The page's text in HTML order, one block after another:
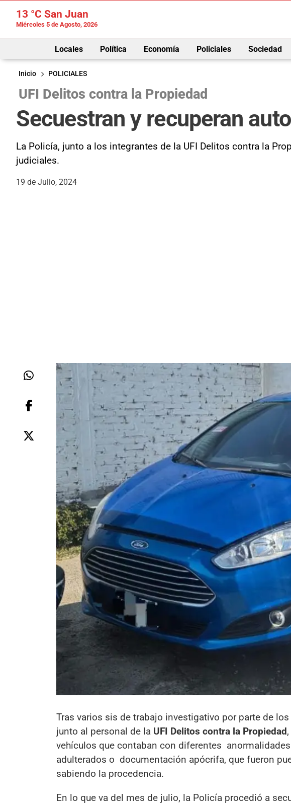
13 °C San Juan
Miércoles 5 de Agosto, 2026
Locales Política Economía Policiales Sociedad
Inicio
POLICIALES
UFI Delitos contra la Propiedad
Secuestran y recuperan
La Policía, junto a los integrantes de la UFI Delitos contra la
judiciales.
19 de Julio, 2024
Tras varios sis de trabajo investigativo por parte de
junto al personal de la UFI Delitos contra la Propiedad
vehículos que contaban con diferentes
adulterados o documentación apócrifa, que fueron
sabiendo la procedencia.
En lo que va del mes de julio, la Policía procedió a